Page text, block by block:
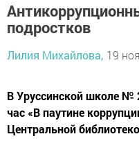
подростков
Лилия Михайлова, 19
В Уруссинской школе №
час «В паутине
Центральной